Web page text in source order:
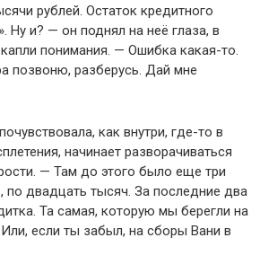
рублей. Остаток кредитного
Ну и? — он поднял на неё глаза, в
понимания. — Ошибка какая-то.
позвоню, разберусь. Дай мне
как внутри, где-то в
начинает разворачиваться
— Там до этого было еще три
по двадцать тысяч. За последние два
Та самая, которую мы берегли на
если ты забыл, на сборы Вани в